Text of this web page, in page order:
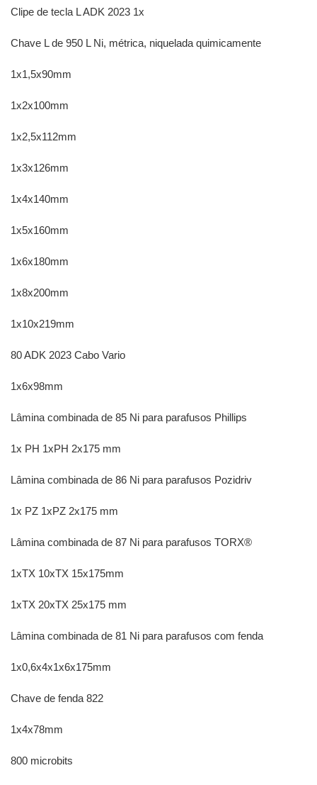
Clipe de tecla L ADK 2023 1x
Chave L de 950 L Ni, métrica, niquelada quimicamente
1x1,5x90mm
1x2x100mm
1x2,5x112mm
1x3x126mm
1x4x140mm
1x5x160mm
1x6x180mm
1x8x200mm
1x10x219mm
80 ADK 2023 Cabo Vario
1x6x98mm
Lâmina combinada de 85 Ni para parafusos Phillips
1x PH 1xPH 2x175 mm
Lâmina combinada de 86 Ni para parafusos Pozidriv
1x PZ 1xPZ 2x175 mm
Lâmina combinada de 87 Ni para parafusos TORX®
1xTX 10xTX 15x175mm
1xTX 20xTX 25x175 mm
Lâmina combinada de 81 Ni para parafusos com fenda
1x0,6x4x1x6x175mm
Chave de fenda 822
1x4x78mm
800 microbits